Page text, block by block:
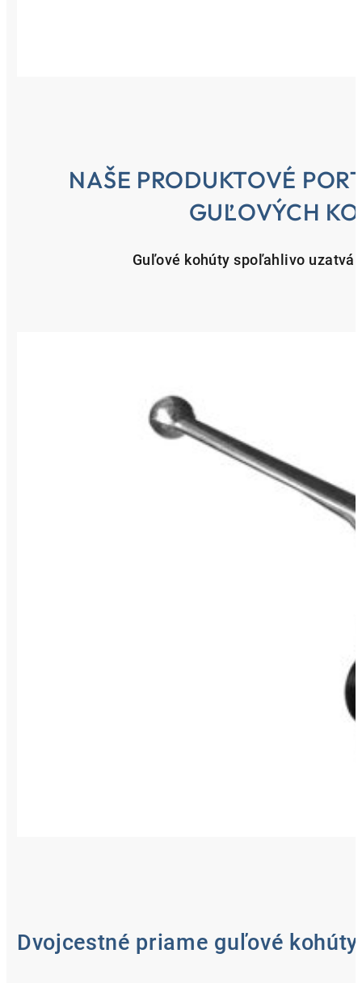
NAŠE PRODUKTOVÉ
GUĽOVÝCH
Guľové kohúty spoľahlivo
Dvojcestné priame guľové kohúty